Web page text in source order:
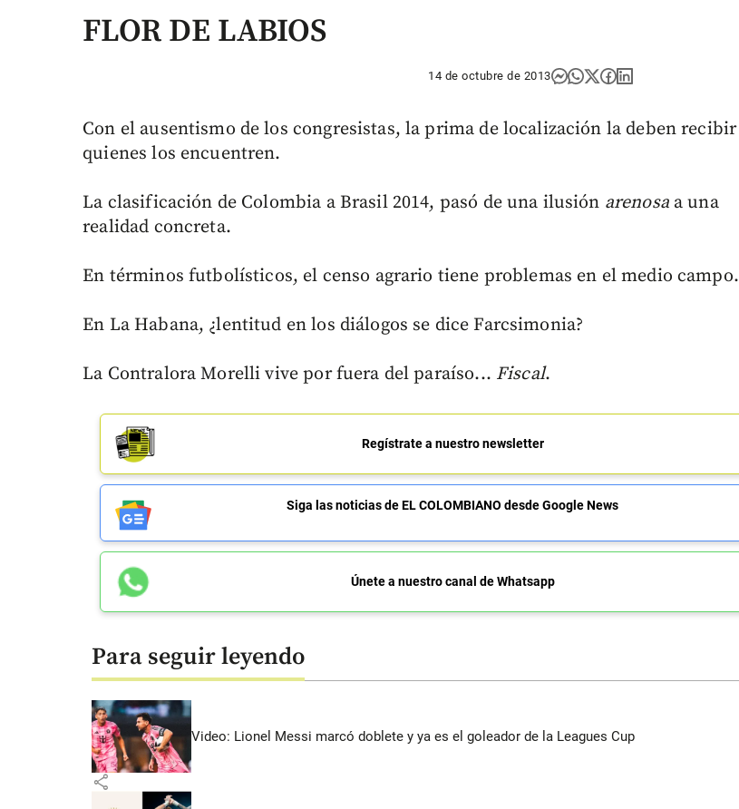
FLOR DE LABIOS
14 de octubre de 2013
Con el ausentismo de los congresistas, la prima de localización la deben recibir
quienes los encuentren.
La clasificación de Colombia a Brasil 2014, pasó de una ilusión arenosaa una
realidad concreta.
En términos futbolísticos, el censo agrario tiene problemas en el medio campo.
En La Habana, ¿lentitud en los diálogos se dice Farcsimonia?
La Contralora Morelli vive por fuera del paraíso... Fiscal.
Regístrate a nuestro newsletter
Siga las noticias de EL COLOMBIANO desde Google News
Únete a nuestro canal de Whatsapp
Para seguir leyendo
Video: Lionel Messi marcó doblete y ya es el goleador de la Leagues Cup
share